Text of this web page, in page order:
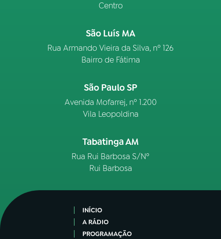
Centro
São Luís MA
Rua Armando Vieira da Silva, nº 126
Bairro de Fátima
São Paulo SP
Avenida Mofarrej, nº 1.200
Vila Leopoldina
Tabatinga AM
Rua Rui Barbosa S/Nº
Rui Barbosa
INÍCIO
A RÁDIO
PROGRAMAÇÃO